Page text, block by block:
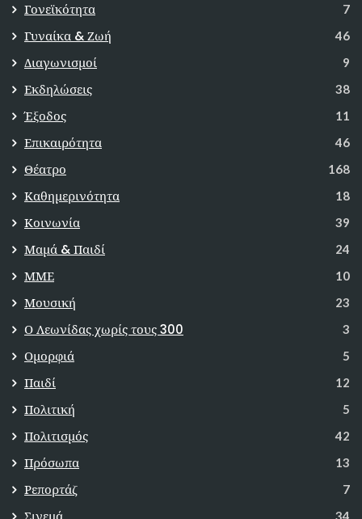
Γονεϊκότητα 7
Γυναίκα & Ζωή 46
Διαγωνισμοί 9
Εκδηλώσεις 38
Έξοδος 11
Επικαιρότητα 46
Θέατρο 168
Καθημερινότητα 18
Κοινωνία 39
Μαμά & Παιδί 24
ΜΜΕ 10
Μουσική 23
Ο Λεωνίδας χωρίς τους 300 3
Ομορφιά 5
Παιδί 12
Πολιτική 5
Πολιτισμός 42
Πρόσωπα 13
Ρεπορτάζ 7
34